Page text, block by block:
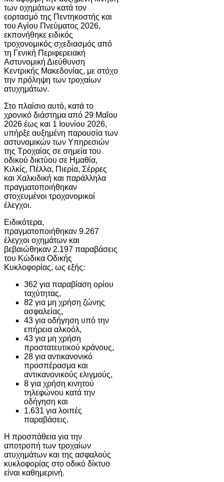
των οχημάτων κατά τον
εορτασμό της Πεντηκοστής και
του Αγίου Πνεύματος 2026,
εκπονήθηκε ειδικός
τροχονομικός σχεδιασμός από
τη Γενική Περιφερειακή
Αστυνομική Διεύθυνση
Κεντρικής Μακεδονίας, με στόχο
την πρόληψη των τροχαίων
ατυχημάτων.
Στο πλαίσιο αυτό, κατά το
χρονικό διάστημα από 29 Μαΐου
2026 έως και 1 Ιουνίου 2026,
υπήρξε αυξημένη παρουσία των
αστυνομικών των Υπηρεσιών
της Τροχαίας σε σημεία του
οδικού δικτύου σε Ημαθία,
Κιλκίς, Πέλλα, Πιερία, Σέρρες
και Χαλκιδική και παράλληλα
πραγματοποιήθηκαν
στοχευμένοι τροχονομικοί
έλεγχοι.
Ειδικότερα,
πραγματοποιήθηκαν 9.267
έλεγχοι οχημάτων και
βεβαιώθηκαν 2.197 παραβάσεις
του Κώδικα Οδικής
Κυκλοφορίας, ως εξής:
362 για παραβίαση ορίου
ταχύτητας,
82 για μη χρήση ζώνης
ασφαλείας,
43 για οδήγηση υπό την
επήρεια αλκοόλ,
43 για μη χρήση
προστατευτικού κράνους,
28 για αντικανονικό
προσπέρασμα και
αντικανονικούς ελιγμούς,
8 για χρήση κινητού
τηλεφώνου κατά την
οδήγηση και
1.631 για λοιπές
παραβάσεις.
Η προσπάθεια για την
αποτροπή των τροχαίων
ατυχημάτων και της ασφαλούς
κυκλοφορίας στο οδικό δίκτυο
είναι καθημερινή.